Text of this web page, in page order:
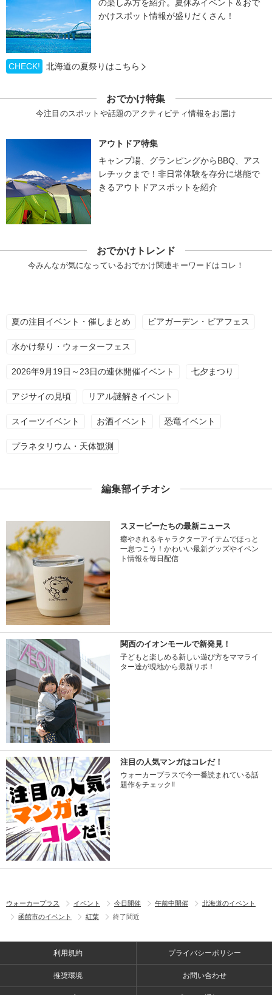
の楽しみ方を紹介。夏休みイベント＆おで
かけスポット情報が盛りだくさん！
CHECK! 北海道の夏祭りはこちら
おでかけ特集
今注目のスポットや話題のアクティビティ情報をお届け
アウトドア特集
キャンプ場、グランピングからBBQ、アス
レチックまで！非日常体験を存分に堪能で
きるアウトドアスポットを紹介
おでかけトレンド
今みんなが気になっているおでかけ関連キーワードはコレ！
夏の注目イベント・催しまとめ ビアガーデン・ビアフェス
水かけ祭り・ウォーターフェス
2026年9月19日～23日の連休開催イベント 七夕まつり
アジサイの見頃 リアル謎解きイベント
スイーツイベント お酒イベント 恐竜イベント
プラネタリウム・天体観測
編集部イチオシ
スヌーピーたちの最新ニュース
癒やされるキャラクターアイテムでほっと
一息つこう！かわいい最新グッズやイベン
ト情報を毎日配信
関西のイオンモールで新発見！
子どもと楽しめる新しい遊び方をママライ
ター達が現地から最新リポ！
注目の人気マンガはコレだ！
ウォーカープラスで今一番読まれている話
題作をチェック!!
ウォーカープラス イベント 今日開催 午前中開催
北海道のイベント
函館市のイベント
紅葉 終了間近
利用規約 プライバシーポリシー
推奨環境 お問い合わせ